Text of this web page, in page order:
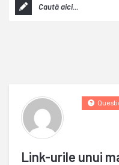
Link-urile unui